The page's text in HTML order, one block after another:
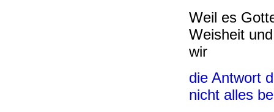
Weil es
Weisheit
wir
die Antwort
nicht alles